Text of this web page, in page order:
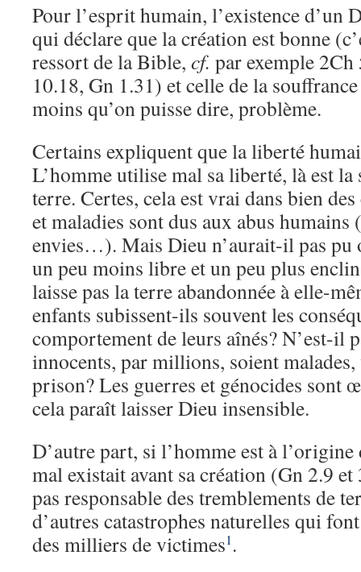
Pour l’esprit humain, l’existence d’un
qui déclare que la création est bonne
ressort de la Bible, cf. par exemple
10.18, Gn 1.31) et celle de la
moins qu’on puisse dire, problème.
Certains expliquent que la liberté
L’homme utilise mal sa liberté, là est la
terre. Certes, cela est vrai dans bien
et maladies sont dus aux abus humains
envies…). Mais Dieu n’aurait-il pas pu
un peu moins libre et un peu plus
laisse pas la terre abandonnée à elle-
enfants subissent-ils souvent les
comportement de leurs aînés? N’est-il
innocents, par millions, soient
prison? Les guerres et génocides sont
cela paraît laisser Dieu insensible.
D’autre part, si l’homme est à
mal existait avant sa création (Gn 2.9 et
pas responsable des tremblements de
d’autres catastrophes naturelles qui
des milliers de victimes1 .